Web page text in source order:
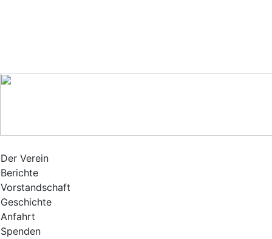
Der Verein
Berichte
Vorstandschaft
Geschichte
Anfahrt
Spenden